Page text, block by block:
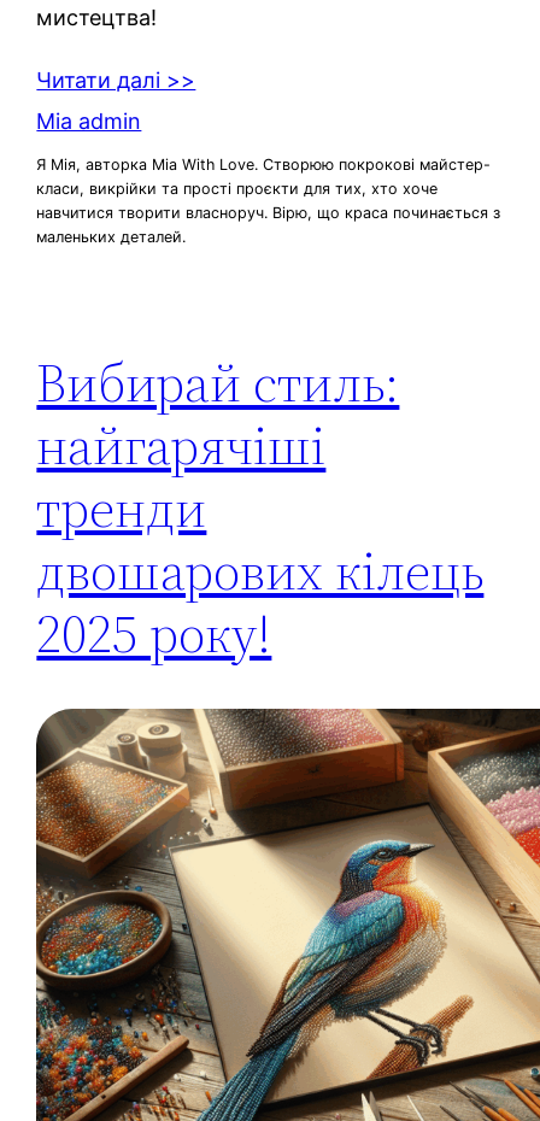
мистецтва!
Читати далі >>
Mia admin
Я Мія, авторка Mia With Love. Створюю покрокові майстер-
класи, викрійки та прості проєкти для тих, хто хоче
навчитися творити власноруч. Вірю, що краса починається з
маленьких деталей.
Вибирай стиль:
найгарячіші
тренди
двошарових кілець
2025 року!